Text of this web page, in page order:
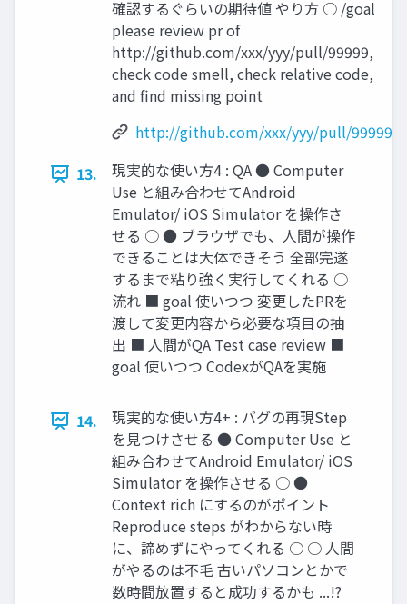
確認するぐらいの期待値 やり方 ○ /goal
please review pr of
http://github.com/xxx/yyy/pull/99999,
check code smell, check relative code,
and ﬁnd missing point
http://github.com/xxx/yyy/pull/99999
13.
現実的な使い方4 : QA ● Computer
Use と組み合わせてAndroid
Emulator/ iOS Simulator を操作さ
せる ○ ● ブラウザでも、人間が操作
できることは大体できそう 全部完遂
するまで粘り強く実行してくれる ○
流れ ■ goal 使いつつ 変更したPRを
渡して変更内容から必要な項目の抽
出 ■ 人間がQA Test case review ■
goal 使いつつ CodexがQAを実施
14.
現実的な使い方4+ : バグの再現Step
を見つけさせる ● Computer Use と
組み合わせてAndroid Emulator/ iOS
Simulator を操作させる ○ ●
Context rich にするのがポイント
Reproduce steps がわからない時
に、諦めずにやってくれる ○ ○ 人間
がやるのは不毛 古いパソコンとかで
数時間放置すると成功するかも ...!?